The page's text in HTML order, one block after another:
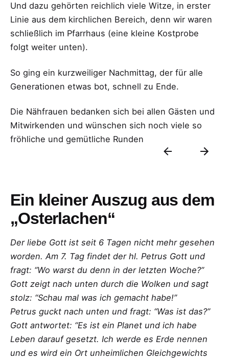
Und dazu gehörten reichlich viele Witze, in erster
Linie aus dem kirchlichen Bereich, denn wir waren
schließlich im Pfarrhaus (eine kleine Kostprobe
folgt weiter unten).
So ging ein kurzweiliger Nachmittag, der für alle
Generationen etwas bot, schnell zu Ende.
Die Nähfrauen bedanken sich bei allen Gästen und
Mitwirkenden und wünschen sich noch viele so
fröhliche und gemütliche Runden
Ein kleiner Auszug aus dem
„Osterlachen“
Der liebe Gott ist seit 6 Tagen nicht mehr gesehen
worden. Am 7. Tag findet der hl. Petrus Gott und
fragt: “Wo warst du denn in der letzten Woche?”
Gott zeigt nach unten durch die Wolken und sagt
stolz: “Schau mal was ich gemacht habe!”
Petrus guckt nach unten und fragt: “Was ist das?”
Gott antwortet: “Es ist ein Planet und ich habe
Leben darauf gesetzt. Ich werde es Erde nennen
und es wird ein Ort unheimlichen Gleichgewichts